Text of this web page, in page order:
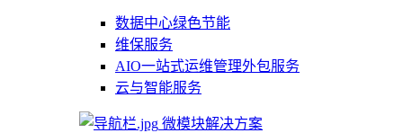
数据中心绿色节能
维保服务
AIO一站式运维管理外包服务
云与智能服务
微模块解决方案